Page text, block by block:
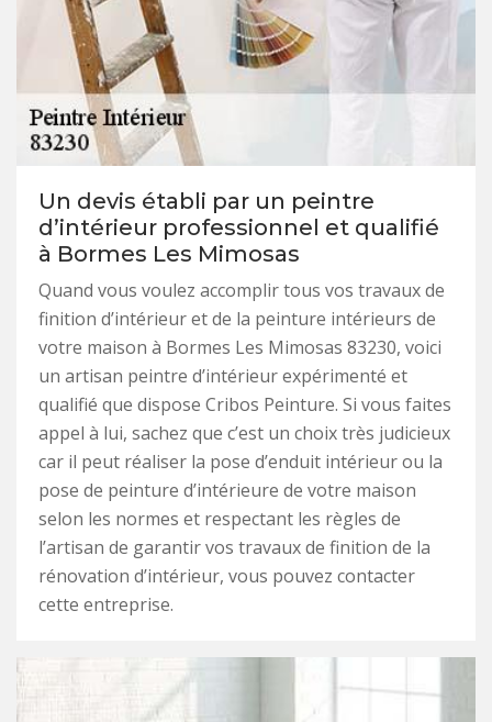
Un devis établi par un peintre
d’intérieur professionnel et qualifié
à Bormes Les Mimosas
Quand vous voulez accomplir tous vos travaux de
finition d’intérieur et de la peinture intérieurs de
votre maison à Bormes Les Mimosas 83230, voici
un artisan peintre d’intérieur expérimenté et
qualifié que dispose Cribos Peinture. Si vous faites
appel à lui, sachez que c’est un choix très judicieux
car il peut réaliser la pose d’enduit intérieur ou la
pose de peinture d’intérieure de votre maison
selon les normes et respectant les règles de
l’artisan de garantir vos travaux de finition de la
rénovation d’intérieur, vous pouvez contacter
cette entreprise.